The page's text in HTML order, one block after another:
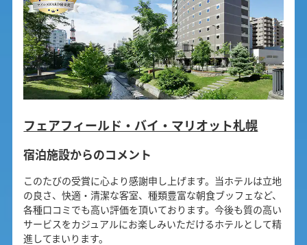
フェアフィールド・バイ・マリオット札幌
宿泊施設からのコメント
このたびの受賞に心より感謝申し上げます。当ホテルは立地
の良さ、快適・清潔な客室、種類豊富な朝食ブッフェなど、
各種口コミでも高い評価を頂いております。今後も質の高い
サービスをカジュアルにお楽しみいただけるホテルとして精
進してまいります。